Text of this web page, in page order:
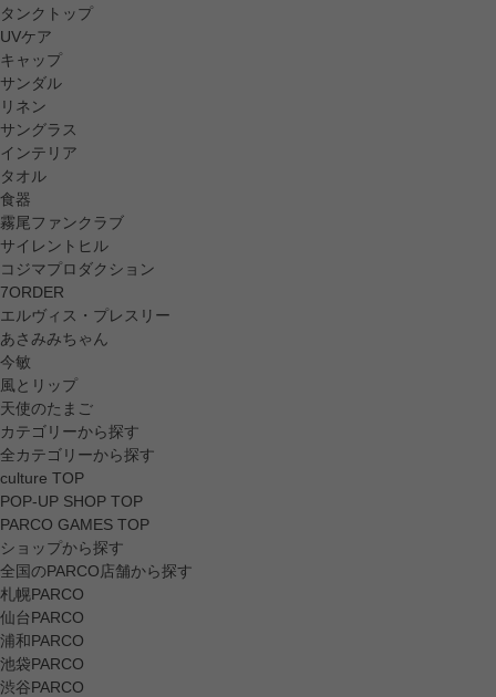
タンクトップ
UVケア
キャップ
サンダル
リネン
サングラス
インテリア
タオル
食器
霧尾ファンクラブ
サイレントヒル
コジマプロダクション
7ORDER
エルヴィス・プレスリー
あさみみちゃん
今敏
風とリップ
天使のたまご
カテゴリーから探す
全カテゴリーから探す
culture TOP
POP-UP SHOP TOP
PARCO GAMES TOP
ショップから探す
全国のPARCO店舗から探す
札幌PARCO
仙台PARCO
浦和PARCO
池袋PARCO
渋谷PARCO